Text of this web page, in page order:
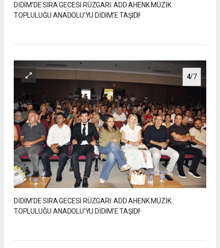
DİDİM’DE SIRA GECESİ RÜZGARI: ADD AHENK MÜZİK
TOPLULUĞU ANADOLU’YU DİDİM’E TAŞIDI!
4/7
DİDİM’DE SIRA GECESİ RÜZGARI: ADD AHENK MÜZİK
TOPLULUĞU ANADOLU’YU DİDİM’E TAŞIDI!